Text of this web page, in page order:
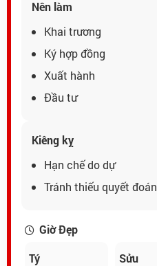
Nên làm
Khai trương
Ký hợp đồng
Xuất hành
Đầu tư
Kiêng kỵ
Hạn chế do dự
Tránh thiếu quyết đoán
Giờ Đẹp
Tý
Sửu